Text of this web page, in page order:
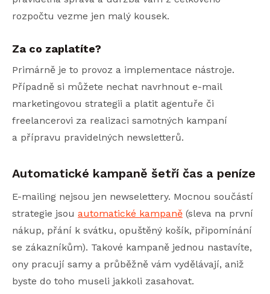
rozpočtu vezme jen malý kousek.
Za co zaplatíte?
Primárně je to provoz a implementace nástroje.
Případně si můžete nechat navrhnout e-mail
marketingovou strategii a platit agentuře či
freelancerovi za realizaci samotných kampaní
a přípravu pravidelných newsletterů.
Automatické kampaně šetří čas a peníze
E-mailing nejsou jen newselettery. Mocnou součástí
strategie jsou automatické kampaně (sleva na první
nákup, přání k svátku, opuštěný košík, připomínání
se zákazníkům). Takové kampaně jednou nastavíte,
ony pracují samy a průběžně vám vydělávají, aniž
byste do toho museli jakkoli zasahovat.